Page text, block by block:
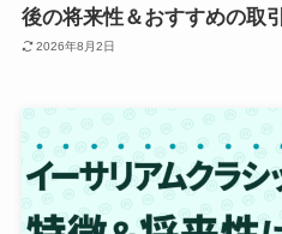
後の将来性＆おすすめの取
2026年8月2日